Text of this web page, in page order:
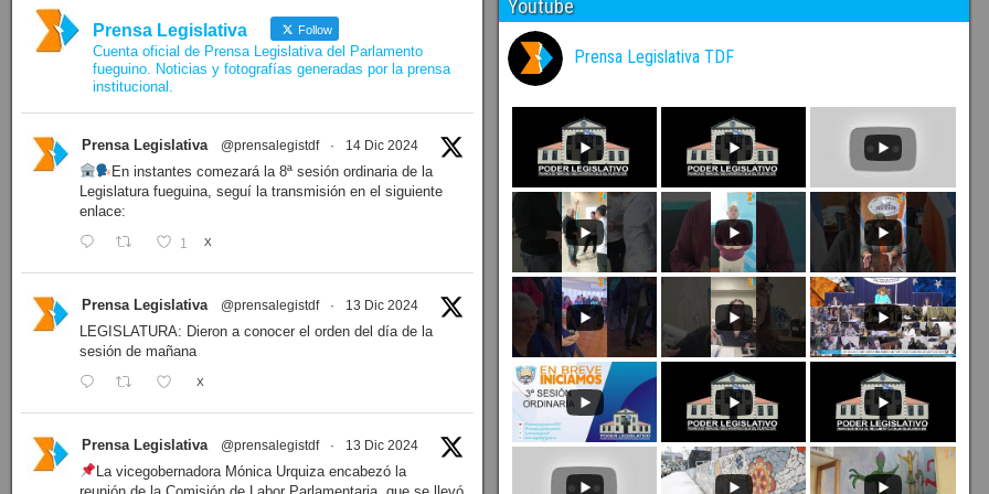
Prensa Legislativa Follow
Cuenta oficial de Prensa Legislativa del Parlamento
fueguino. Noticias y fotografías generadas por la prensa
institucional.
Prensa Legislativa @prensalegistdf · 14 Dic 2024
En instantes comezará la 8ª sesión ordinaria de la
Legislatura fueguina, seguí la transmisión en el siguiente
enlace:
1 X
Prensa Legislativa @prensalegistdf · 13 Dic 2024
LEGISLATURA: Dieron a conocer el orden del día de la
sesión de mañana
X
Prensa Legislativa @prensalegistdf · 13 Dic 2024
La vicegobernadora Mónica Urquiza encabezó la
Youtube
Prensa Legislativa TDF